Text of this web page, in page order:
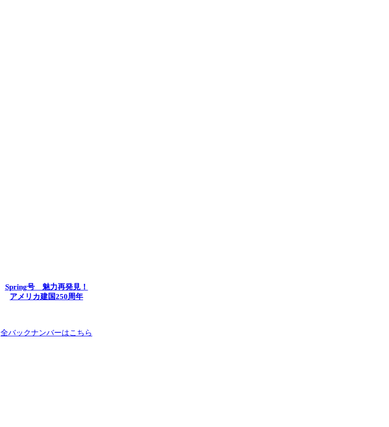
Spring号 魅力再発見！
アメリカ建国250周年
全バックナンバーはこちら